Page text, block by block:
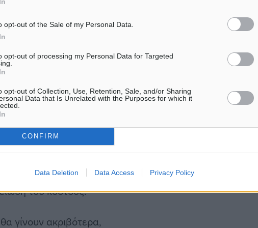
opt-out of the Sale of my Personal Data.
opt-out of processing my Personal Data for Targeted
opt-out of Collection, Use, Retention, Sale, and/or Sharing
Data that Is Unrelated with the Purposes for which it
CONFIRM
Data Deletion Data Access Privacy Policy
senior manager
παραθεριστές με
και θάλασσα,
δραστηριότητες,
περιλαμβάνουν την
450 δολάρια ανά άτομο
Euromonitor, καθώς οι
εταιρείες
του κόστους.
γίνουν ακριβότερα,